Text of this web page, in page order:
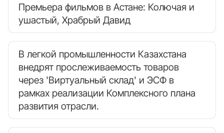
Премьера фильмов в Астане: Колючая и
ушастый, Храбрый Давид
В легкой промышленности Казахстана
внедрят прослеживаемость товаров
через 'Виртуальный склад' и ЭСФ в
рамках реализации Комплексного плана
развития отрасли.